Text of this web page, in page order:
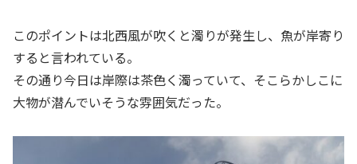
このポイントは北西風が吹くと濁りが発生し、魚が岸寄り
すると言われている。
その通り今日は岸際は茶色く濁っていて、そこらかしこに
大物が潜んでいそうな雰囲気だった。